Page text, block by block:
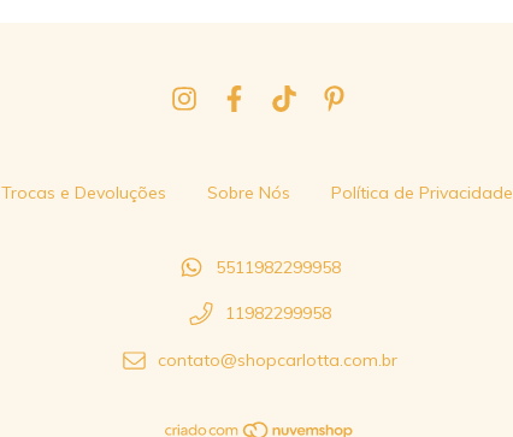
Trocas e Devoluções Sobre Nós Política de Privacidade
5511982299958
11982299958
contato@shopcarlotta.com.br